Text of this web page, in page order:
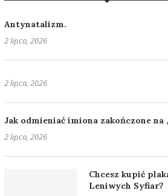
Antynatalizm.
2 lipca, 2026
2 lipca, 2026
Jak odmieniać imiona zakończone na
2 lipca, 2026
Chcesz kupić
Leniwych Syfiar?